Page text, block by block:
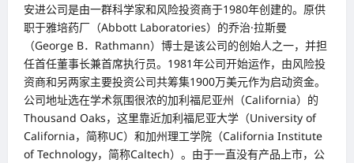
安进公司是由一群科学家和风险投资商于1980年创建的。原供
职于雅培药厂（Abbott Laboratories）的乔治·拉斯曼
（George B．Rathmann）博士是该公司的创始人之一，并担
任首任董事长兼首席执行员。1981年公司开始运作，由风险投
资商和另两家主要投资公司共筹集1900万美元作为启动资金。
公司地址选在学术氛围很浓的加利福尼亚州（California）的
Thousand Oaks，这里靠近加利福尼亚大学（University of
California，简称UC）和加州理工学院（California Institute
of Technology，简称Caltech）。由于一直没有产品上市，公